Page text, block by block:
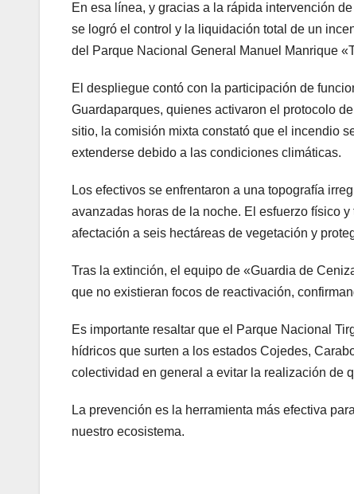
En esa línea, y gracias a la rápida intervención
se logró el control y la liquidación total de un
del Parque Nacional General Manuel Manrique
El despliegue contó con la participación de
Guardaparques, quienes activaron el protocolo
sitio, la comisión mixta constató que el incendio
extenderse debido a las condiciones climáticas.
Los efectivos se enfrentaron a una topografía
avanzadas horas de la noche. El esfuerzo físico
afectación a seis hectáreas de vegetación y
Tras la extinción, el equipo de «Guardia de
que no existieran focos de reactivación,
Es importante resaltar que el Parque Nacional
hídricos que surten a los estados Cojedes,
colectividad en general a evitar la realización de
La prevención es la herramienta más efectiva
nuestro ecosistema.